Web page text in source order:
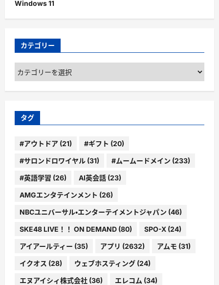
Windows 11
カテゴリー
カ
テ
ゴ
ー
タグ
#アウトドア (21) #ギフト (20)
#サロンドロワイヤル (31) #ムームードメイン (233)
#英語学習 (26) AI英会話 (23)
AMGエンタテインメント (26)
NBCユニバーサル・エンターテイメントジャパン (46)
SKE48 LIVE！！ ON DEMAND (80) SPO-X (24)
アイアールティー (35) アプリ (2632) アムモ (31)
イクオス (28) ウェブホスティング (24)
エヌアイシィ株式会社 (36) エレコム (34)